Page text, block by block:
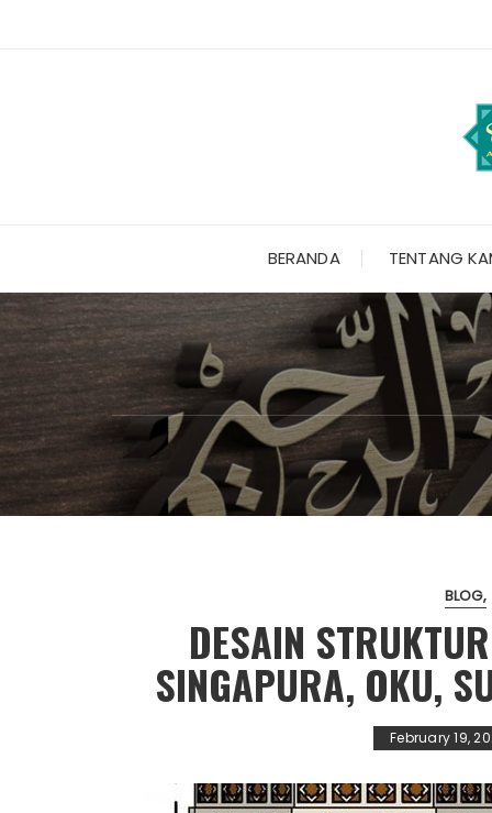
BERANDA TENTANG
BLOG
DESAIN
SINGAPURA, OKU,
February 19,